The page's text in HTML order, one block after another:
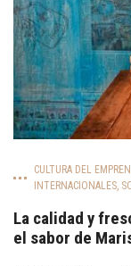
CULTURA DEL
INTERNACIONALES,
La calidad y
el sabor de